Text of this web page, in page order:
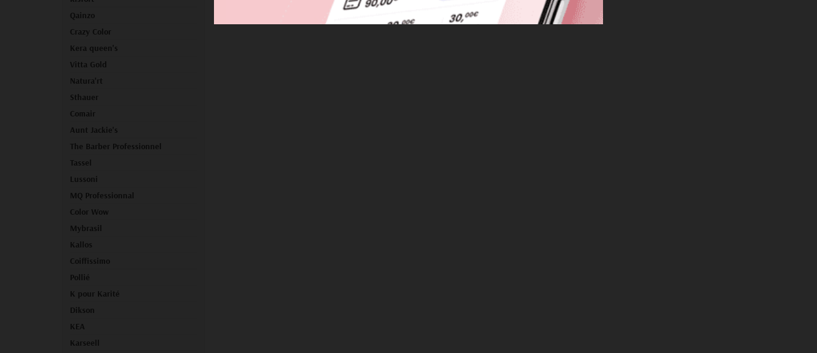
Qainzo
Crazy Color
Kera queen's
Vitta Gold
Natura'rt
Sthauer
Comair
Aunt Jackie's
The Barber Professionnel
Tassel
Lussoni
MQ Professionnal
Color Wow
Mybrasil
Kallos
Coiffissimo
Pollié
K pour Karité
Dikson
KEA
Karseell